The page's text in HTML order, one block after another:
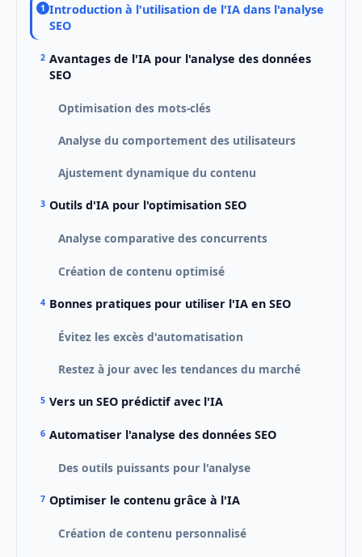
Introduction à l'utilisation de l'IA dans l'analyse
SEO
Avantages de l'IA pour l'analyse des données
SEO
Optimisation des mots-clés
Analyse du comportement des utilisateurs
Ajustement dynamique du contenu
Outils d'IA pour l'optimisation SEO
Analyse comparative des concurrents
Création de contenu optimisé
Bonnes pratiques pour utiliser l'IA en SEO
Évitez les excès d'automatisation
Restez à jour avec les tendances du marché
Vers un SEO prédictif avec l'IA
Automatiser l'analyse des données SEO
Des outils puissants pour l'analyse
Optimiser le contenu grâce à l'IA
Création de contenu personnalisé